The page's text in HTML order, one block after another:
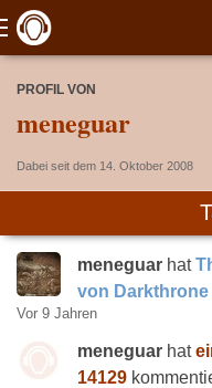
PROFIL VON
meneguar
Dabei seit dem 14. Oktober 2008
meneguar hat
von Darkthrone
Vor 9 Jahren
meneguar hat
14129